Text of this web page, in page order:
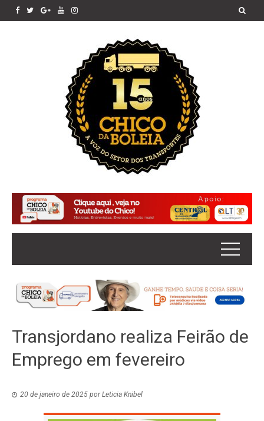
Transjordano realiza Feirão de
Emprego em fevereiro
20 de janeiro de 2025 porLeticia Knibel